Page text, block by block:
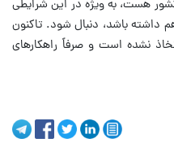
هست، به ویژه در این شرایطی
داشته باشد، دنبال شود. تاکنون
نشده است و صرفاً راهکارهای